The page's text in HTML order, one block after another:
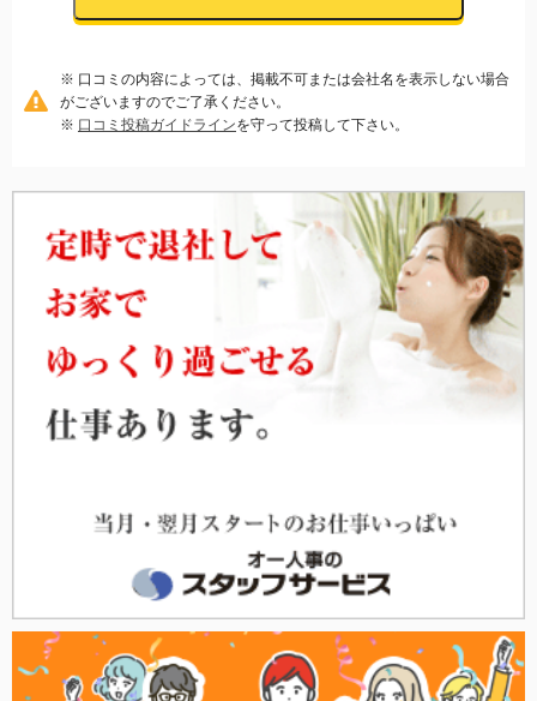
※ 口コミの内容によっては、掲載不可または会社名を表示しない場合
がございますのでご了承ください。
※ 口コミ投稿ガイドラインを守って投稿して下さい。